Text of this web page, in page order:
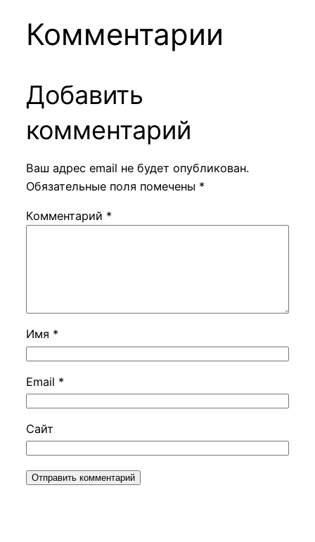
Комментарии
Добавить
комментарий
Ваш адрес email не будет опубликован.
Обязательные поля помечены *
Комментарий *
Имя *
Email *
Сайт